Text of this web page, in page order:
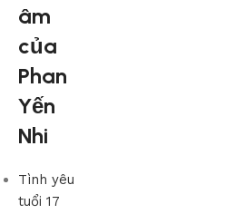
âm
của
Phan
Yến
Nhi
Tình yêu
tuổi 17